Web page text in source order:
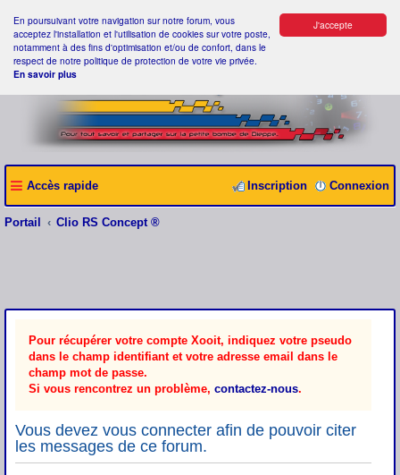
J'accepte
En poursuivant votre navigation sur notre forum, vous
acceptez l'installation et l'utilisation de cookies sur votre poste,
notamment à des fins d'optimisation et/ou de confort, dans le
respect de notre politique de protection de votre vie privée.
En savoir plus
Accès rapide Connexion
Inscription
Portail Clio RS Concept ®
Pour récupérer votre compte Xooit, indiquez votre pseudo
dans le champ identifiant et votre adresse email dans le
champ mot de passe.
Si vous rencontrez un problème, contactez-nous.
Vous devez vous connecter afin de pouvoir citer
les messages de ce forum.